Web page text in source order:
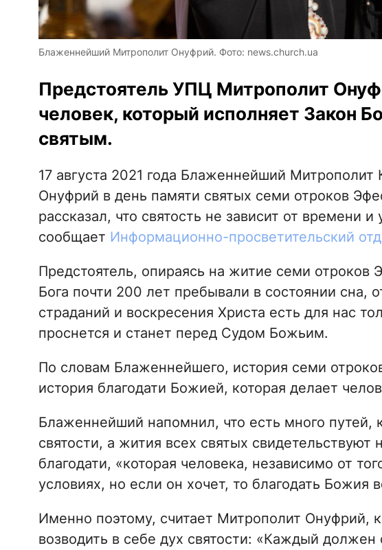
Блаженнейший Митрополит Онуфрий. Фото: news.church.ua
Предстоятель УПЦ Митрополит
человек, который исполняет Закон
святым.
17 августа 2021 года Блаженнейший Митрополит
Онуфрий в день памяти святых семи отроков
рассказал, что святость не зависит от времени
сообщает Информационно-просветительский
Предстоятель, опираясь на житие семи отроков
Бога почти 200 лет пребывали в состоянии сна,
страданий и воскресения Христа есть для нас
проснется и станет перед Судом Божьим.
По словам Блаженнейшего, история семи
история благодати Божией, которая делает
Блаженнейший напомнил, что есть много путей,
святости, а жития всех святых
благодати, «которая человека, независимо от
условиях, но если он хочет, то благодать Божия
Именно поэтому, считает Митрополит Онуфрий,
возводить в себе дух святости: «Каждый